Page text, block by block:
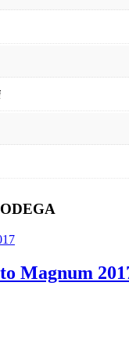
Magnum